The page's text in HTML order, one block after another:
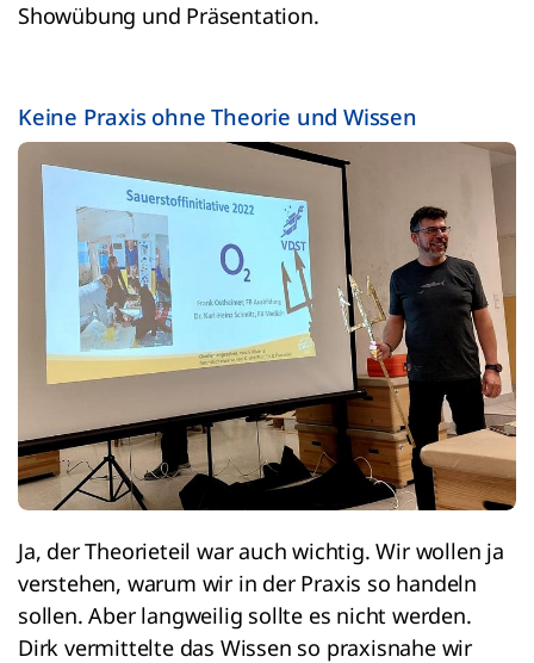
Showübung und Präsentation.
Keine Praxis ohne Theorie und Wissen
Ja, der Theorieteil war auch wichtig. Wir wollen ja
verstehen, warum wir in der Praxis so handeln
sollen. Aber langweilig sollte es nicht werden.
Dirk vermittelte das Wissen so praxisnahe wir